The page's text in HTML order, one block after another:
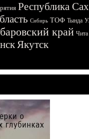
Республика
Сибирь ТОФ Тында
край Чита
Якутск